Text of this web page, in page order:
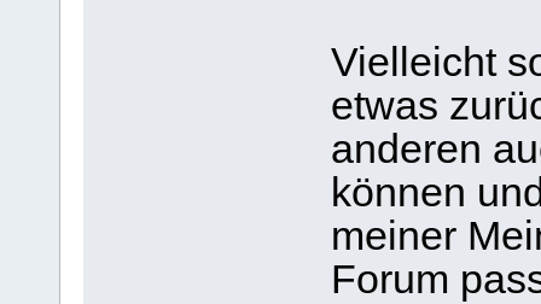
Vielleicht
etwas
anderen
können
meiner
Forum